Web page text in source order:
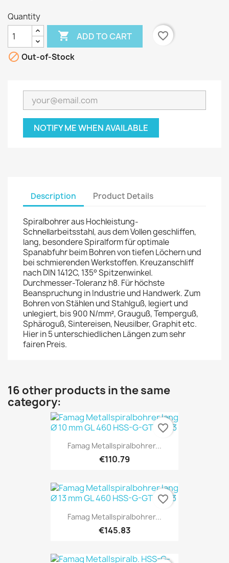
Quantity
 ADD TO CART
favorite_border
 Out-of-Stock
NOTIFY ME WHEN AVAILABLE
Description Product Details
Spiralbohrer aus Hochleistung-
Schnellarbeitsstahl, aus dem Vollen geschliffen,
lang, besondere Spiralform für optimale
Spanabfuhr beim Bohren von tiefen Löchern und
bei schmierenden Werkstoffen. Kreuzanschliff
nach DIN 1412C, 135° Spitzenwinkel.
Durchmesser-Toleranz h8. Für höchste
Beanspruchung in Industrie und Handwerk. Zum
Bohren von Stählen und Stahlguß, legiert und
unlegiert, bis 900 N/mm², Grauguß, Temperguß,
Sphäroguß, Sintereisen, Neusilber, Graphit etc.
Hier in 5 unterschiedlichen Längen zum sehr
fairen Preis.
16 other products in the same
category:
Famag Metallspiralbohrer...
€110.79
favorite_border
Famag Metallspiralbohrer...
€145.83
favorite_border